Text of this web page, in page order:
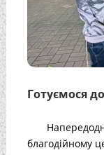
Готуємося
благодійному